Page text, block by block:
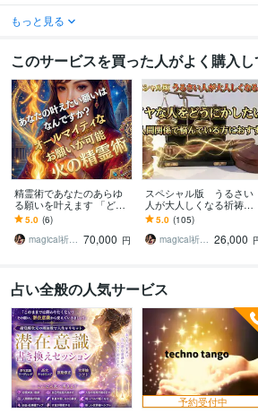
もっと見る
このサービスを買った人がよく購入
精霊術であなたのあらゆ
る願いを叶えます 「どう
すればいい？」恋愛や人
間関係で悩んでるあなた
を救います
5.0 (6)
magical祈祷師⭐︎萬屋 XYZ 70,000 円
スペシャル版 うるさい
人が大人しくなる祈祷し
ます イヤな人をどうにか
したい！と人間関係で悩
んでいる方におすすめ
5.0 (105)
magical祈祷師⭐︎萬屋 XYZ 26,000
占い全般の人気サービス
予約受付中